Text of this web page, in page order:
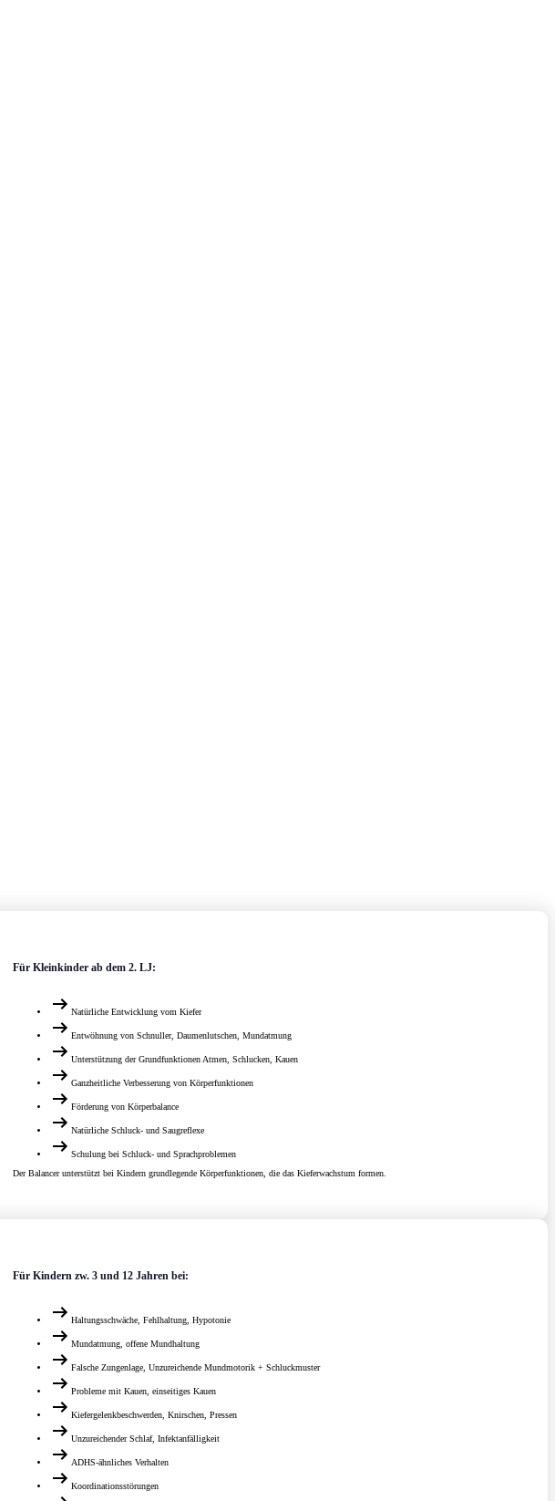
Für Kleinkinder ab dem 2. LJ:
Natürliche Entwicklung vom Kiefer
Entwöhnung von Schnuller, Daumenlutschen, Mundatmung
Unterstützung der Grundfunktionen Atmen, Schlucken, Kauen
Ganzheitliche Verbesserung von Körperfunktionen
Förderung von Körperbalance
Natürliche Schluck- und Saugreflexe
Schulung bei Schluck- und Sprachproblemen
Der Balancer unterstützt bei Kindern grundlegende Körperfunktionen, die das Kieferwachstum formen.
Für Kindern zw. 3 und 12 Jahren bei:
Haltungsschwäche, Fehlhaltung, Hypotonie
Mundatmung, offene Mundhaltung
Falsche Zungenlage, Unzureichende Mundmotorik + Schluckmuster
Probleme mit Kauen, einseitiges Kauen
Kiefergelenkbeschwerden, Knirschen, Pressen
Unzureichender Schlaf, Infektanfälligkeit
ADHS-ähnliches Verhalten
Koordinationsstörungen